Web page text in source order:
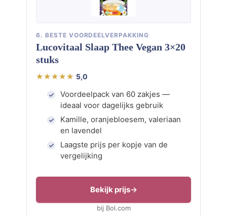
6. BESTE VOORDEELVERPAKKING
Lucovitaal Slaap Thee Vegan 3×20
stuks
5,0
Voordeelpack van 60 zakjes —
ideaal voor dagelijks gebruik
Kamille, oranjebloesem, valeriaan
en lavendel
Laagste prijs per kopje van de
vergelijking
Bekijk prijs
bij Bol.com